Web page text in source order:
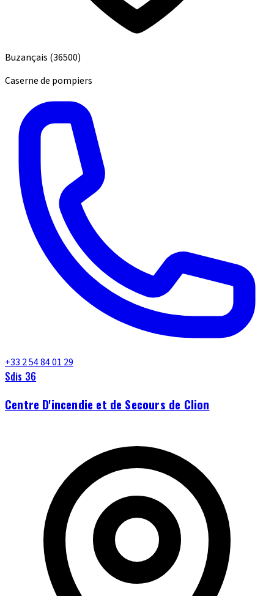
Buzançais (36500)
Caserne de pompiers
+33 2 54 84 01 29
Sdis 36
Centre D'incendie et de Secours de Clion